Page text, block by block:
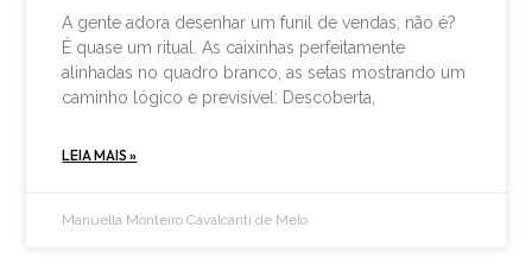
A gente adora desenhar um funil de vendas, não é?
É quase um ritual. As caixinhas perfeitamente
alinhadas no quadro branco, as setas mostrando um
caminho lógico e previsível: Descoberta,
LEIA MAIS »
Manuella Monteiro Cavalcanti de Melo